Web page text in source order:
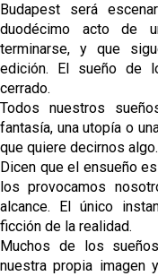
Miguel Sierra: La
reflejado que
trabajamos con
Diomande ya es
mercado
El Levante UD no
Budapest será
duodécimo acto de
terminarse, y que
edición. El sueño de
cerrado.
Todos nuestros
fantasía, una utopía o
que quiere decirnos
Dicen que el ensueño
los provocamos
alcance. El único
ficción de la realidad.
Muchos de los
nuestra propia imagen